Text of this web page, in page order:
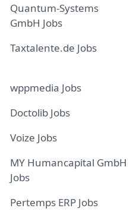
Quantum-Systems
GmbH Jobs
Taxtalente.de Jobs
wppmedia Jobs
Doctolib Jobs
Voize Jobs
MY Humancapital GmbH
Jobs
Pertemps ERP Jobs